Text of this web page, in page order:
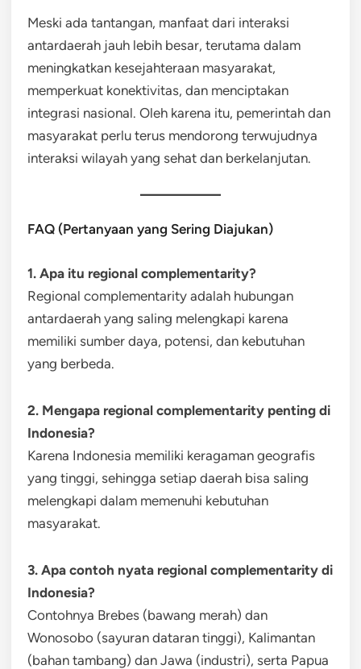
Meski ada tantangan, manfaat dari interaksi
antardaerah jauh lebih besar, terutama dalam
meningkatkan kesejahteraan masyarakat,
memperkuat konektivitas, dan menciptakan
integrasi nasional. Oleh karena itu, pemerintah dan
masyarakat perlu terus mendorong terwujudnya
interaksi wilayah yang sehat dan berkelanjutan.
FAQ (Pertanyaan yang Sering Diajukan)
1. Apa itu regional complementarity?
Regional complementarity adalah hubungan
antardaerah yang saling melengkapi karena
memiliki sumber daya, potensi, dan kebutuhan
yang berbeda.
2. Mengapa regional complementarity penting di
Indonesia?
Karena Indonesia memiliki keragaman geografis
yang tinggi, sehingga setiap daerah bisa saling
melengkapi dalam memenuhi kebutuhan
masyarakat.
3. Apa contoh nyata regional complementarity di
Indonesia?
Contohnya Brebes (bawang merah) dan
Wonosobo (sayuran dataran tinggi), Kalimantan
(bahan tambang) dan Jawa (industri), serta Papua